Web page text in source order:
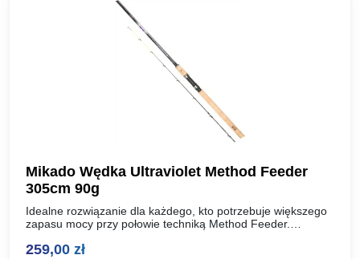
Mikado Wędka Ultraviolet Method Feeder
305cm 90g
Idealne rozwiązanie dla każdego, kto potrzebuje większego
zapasu mocy przy połowie techniką Method Feeder.
znaku „Method” doskonale…
259,00 zł